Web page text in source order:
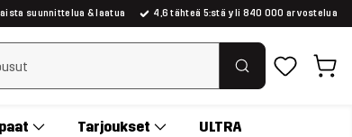
suunnittelua & laatua 4,6 tähteä 5:stä yli 840 000 arvostelua
haku
Tarjoukset ULTRA